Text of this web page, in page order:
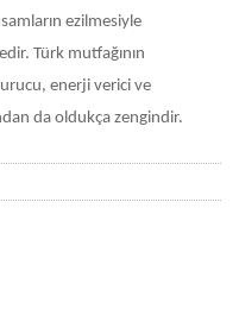
ezilmesiyle
Türk mutfağının
enerji verici ve
da oldukça zengindir.